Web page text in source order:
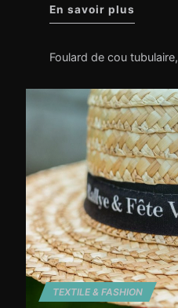
En savoir plus
Foulard de cou tubulaire,
TEXTILE & FASHION